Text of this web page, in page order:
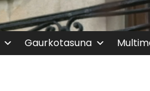
Gaurkotasuna